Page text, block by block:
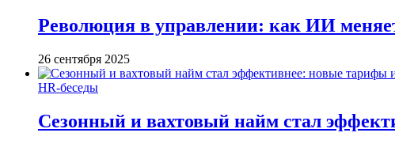
Революция в управлении: как ИИ
26 сентября 2025
HR-беседы
Сезонный и вахтовый найм стал